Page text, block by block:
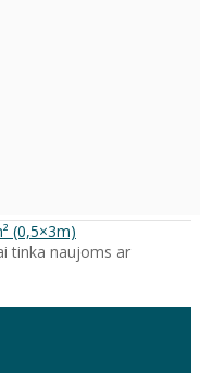
(0,5×3m)
tinka naujoms ar